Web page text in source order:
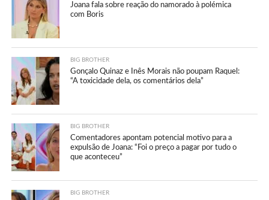
Joana fala sobre reação do namorado à polémica
com Boris
BIG BROTHER
Gonçalo Quinaz e Inês Morais não poupam Raquel:
“A toxicidade dela, os comentários dela”
BIG BROTHER
Comentadores apontam potencial motivo para a
expulsão de Joana: “Foi o preço a pagar por tudo o
que aconteceu”
BIG BROTHER